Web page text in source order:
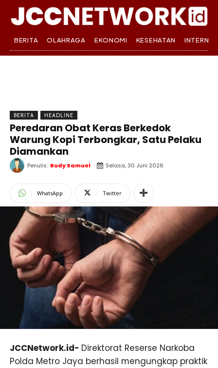
BERITA OLAHRAGA EKONOMI KESEHATAN
BERITA HEADLINE
Peredaran Obat Keras Berkedok
Warung Kopi Terbongkar, Satu Pelaku
Diamankan
Penulis: Rudy Samuel Selasa, 30 Juni 2026
WhatsApp Twitter
JCCNetwork.id- Direktorat Reserse Narkoba
Polda Metro Jaya berhasil mengungkap praktik